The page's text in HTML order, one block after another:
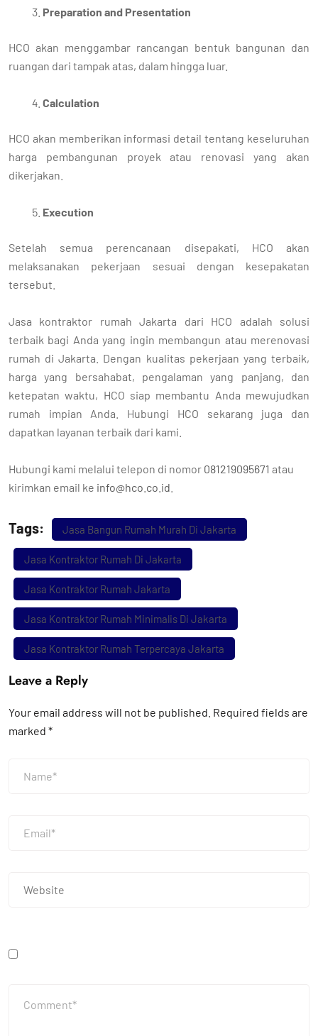
Preparation and Presentation
HCO akan menggambar rancangan bentuk bangunan dan
ruangan dari tampak atas, dalam hingga luar.
Calculation
HCO akan memberikan informasi detail tentang keseluruhan
harga pembangunan proyek atau renovasi yang akan
dikerjakan.
Execution
Setelah semua perencanaan disepakati, HCO akan
melaksanakan pekerjaan sesuai dengan kesepakatan
tersebut.
Jasa kontraktor rumah Jakarta dari HCO adalah solusi
terbaik bagi Anda yang ingin membangun atau merenovasi
rumah di Jakarta. Dengan kualitas pekerjaan yang terbaik,
harga yang bersahabat, pengalaman yang panjang, dan
ketepatan waktu, HCO siap membantu Anda mewujudkan
rumah impian Anda. Hubungi HCO sekarang juga dan
dapatkan layanan terbaik dari kami.
Hubungi kami melalui telepon di nomor 081219095671 atau
kirimkan email ke info@hco.co.id
Tags: Jasa Bangun Rumah Murah Di Jakarta
Jasa Kontraktor Rumah Di Jakarta
Jasa Kontraktor Rumah Jakarta
Jasa Kontraktor Rumah Minimalis Di Jakarta
Jasa Kontraktor Rumah Terpercaya Jakarta
Leave a Reply
Your email address will not be published. Required fields are
marked *